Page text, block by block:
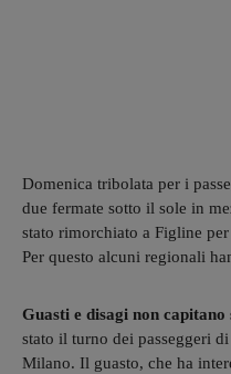
Domenica tribolata per i
due fermate sotto il sole in
stato rimorchiato a Figline
Per questo alcuni regionali
Guasti e disagi non
stato il turno dei passeggeri
Milano. Il guasto, che ha